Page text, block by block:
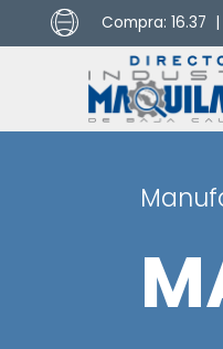
Compra: 16.37